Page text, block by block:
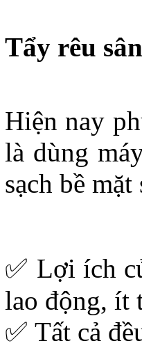
Tẩy rêu
Hiện nay
là dùng
sạch bề
✅ Lợi ích
lao động, ít
✅ Tất cả